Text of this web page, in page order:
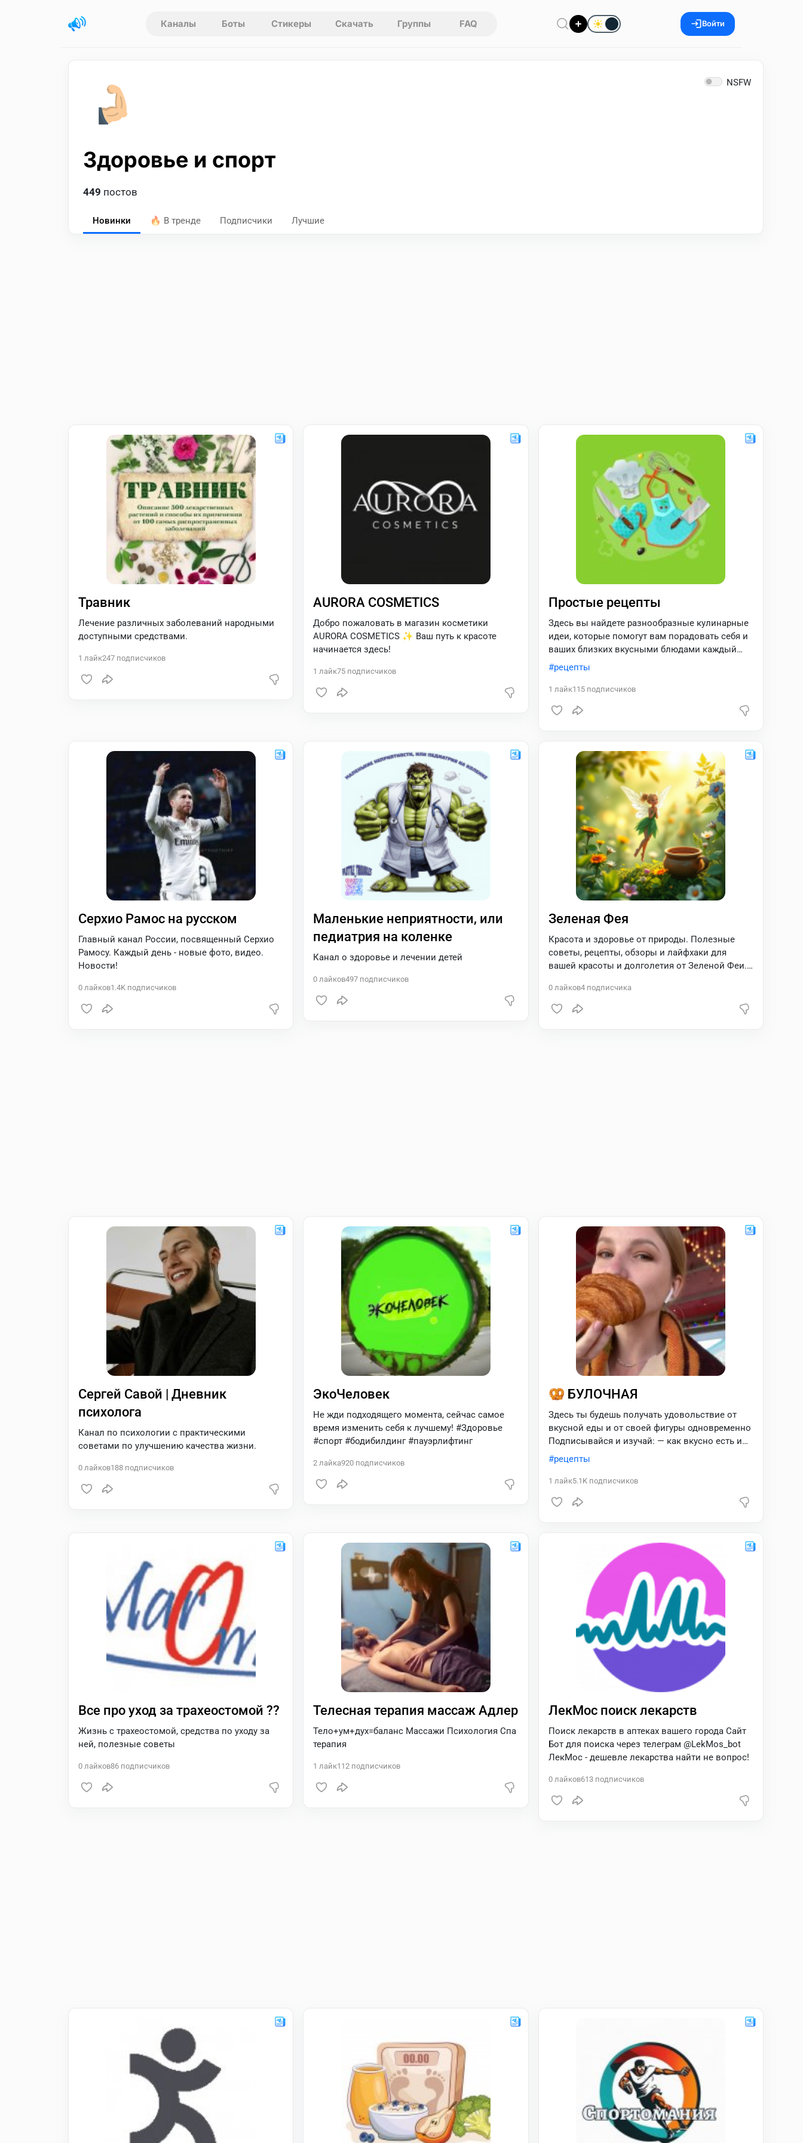
Каналы Боты Стикеры Скачать Группы FAQ Войти
NSFW
Здоровье и спорт
449 постов
Новинки 🔥 В тренде Подписчики Лучшие
Травник
Лечение различных заболеваний народными
доступными средствами.
1 лайк247 подписчиков
AURORA COSMETICS
Добро пожаловать в магазин косметики
AURORA COSMETICS ✨ Ваш путь к красоте
начинается здесь!
1 лайк75 подписчиков
Простые рецепты
Здесь вы найдете разнообразные кулинарные
идеи, которые помогут вам порадовать себя и
ваших близких вкусными блюдами каждый
день! Админ: @Ruby_join
рецепты
1 лайк115подписчиков
Серхио Рамос на русском
Главный канал России, посвященный Серхио
Рамосу. Каждый день - новые фото, видео.
Новости!
0 лайков1.4K подписчиков
Маленькие неприятности, или
педиатрия на коленке
Канал о здоровье и лечении детей
0 лайков497 подписчиков
Зеленая Фея
Красота и здоровье от природы. Полезные
советы, рецепты, обзоры и лайфхаки для
вашей красоты и долголетия от Зеленой Феи. ?
0лайков4подписчика
Сергей Савой | Дневник
психолога
Канал по психологии с практическими
советами по улучшению качества жизни.
0 лайков188 подписчиков
ЭкоЧеловек
Не жди подходящего момента, сейчас самое
время изменить себя к лучшему! #Здоровье
#спорт #бодибилдинг #пауэрлифтинг
2 лайка920 подписчиков
🥨 БУЛОЧНАЯ
Здесь ты будешь получать удовольствие от
вкусной еды и от своей фигуры одновременно
Подписывайся и изучай: — как вкусно есть и
при этом худеть — вкусные пп рецепты —
еженедельное внедрение полезных привычек
(показываю на себе) Для связи @elen_gordi
рецепты
1 лайк5.1Kподписчиков
Все про уход за трахеостомой ??
Жизнь с трахеостомой, средства по уходу за
ней, полезные советы
0 лайков86 подписчиков
Телесная терапия массаж Адлер
Тело+ум+дух=баланс Массажи Психология Спа
терапия
1 лайк112 подписчиков
ЛекМос поиск лекарств
Поиск лекарств в аптеках вашего города Сайт
Бот для поиска через телеграм @LekMos_bot
ЛекМос - дешевле лекарства найти не вопрос!
0лайков613подписчиков